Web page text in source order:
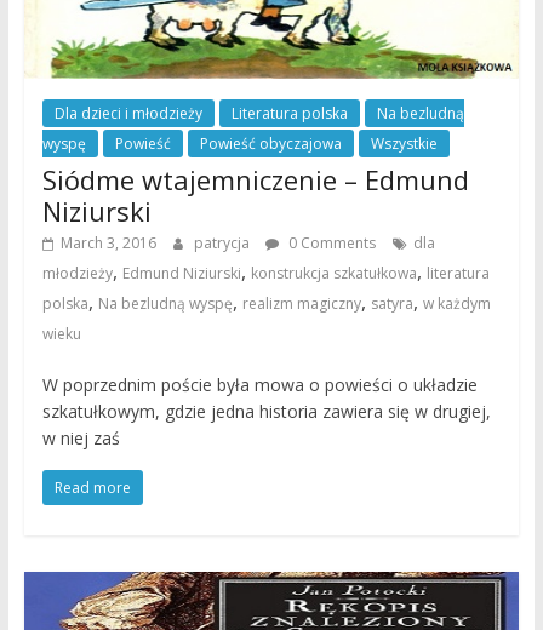
Dla dzieci i młodzieży Literatura polska
Na bezludną
wyspę
Powieść Powieść obyczajowa Wszystkie
Siódme wtajemniczenie – Edmund
Niziurski
March 3, 2016 patrycja 0 Comments
dla
młodzieży, Edmund Niziurski, konstrukcja szkatułkowa, literatura
polska, Na bezludną wyspę, realizm magiczny, satyra, w każdym
wieku
W poprzednim poście była mowa o powieści o układzie
szkatułkowym, gdzie jedna historia zawiera się w drugiej,
w niej zaś
Read more